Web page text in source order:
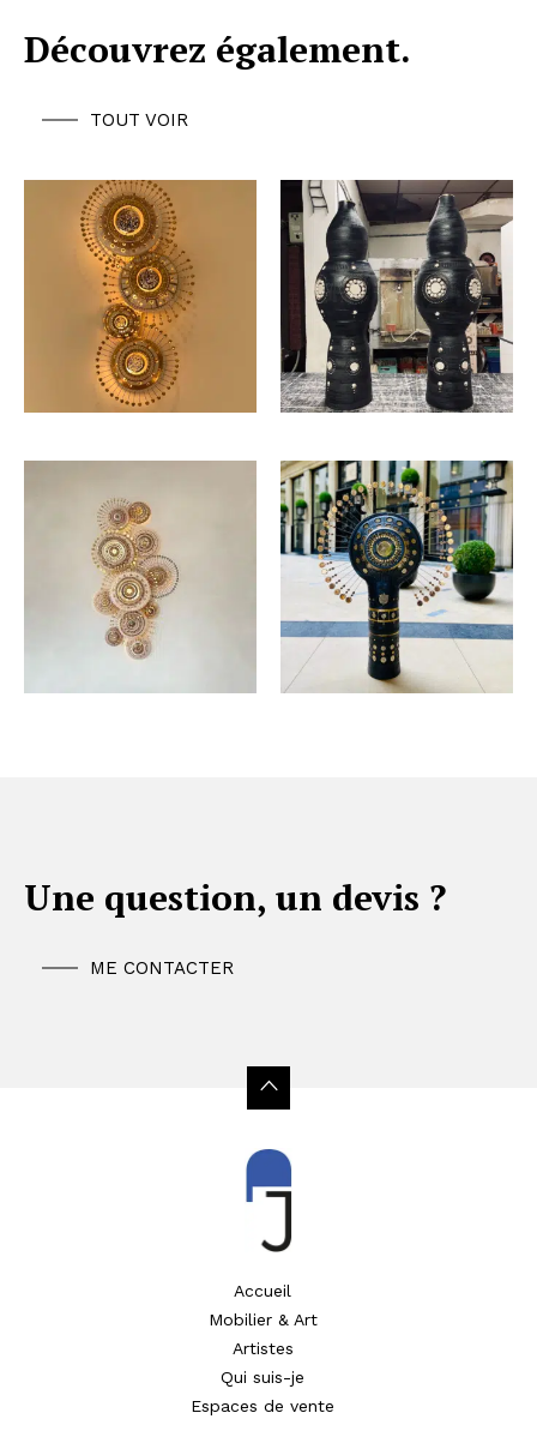
Découvrez également.
TOUT VOIR
Une question, un devis ?
ME CONTACTER
Accueil
Mobilier & Art
Artistes
Qui suis-je
Espaces de vente